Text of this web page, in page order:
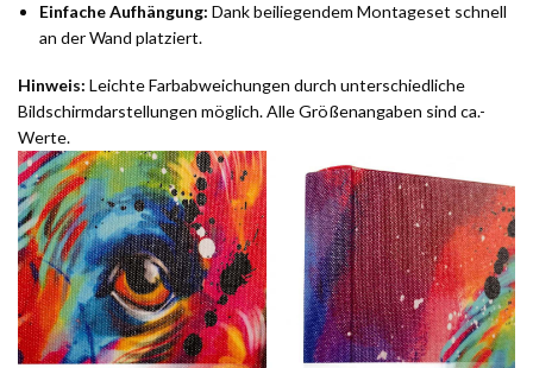
Einfache Aufhängung: Dank beiliegendem Montageset schnell
an der Wand platziert.
Hinweis: Leichte Farbabweichungen durch unterschiedliche
Bildschirmdarstellungen möglich. Alle Größenangaben sind ca.-
Werte.